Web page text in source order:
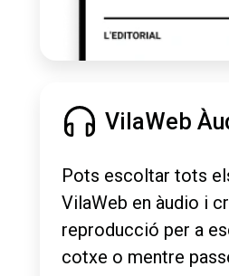
VilaWeb
Pots escoltar tots
VilaWeb en àudio i
reproducció per a
cotxe o mentre